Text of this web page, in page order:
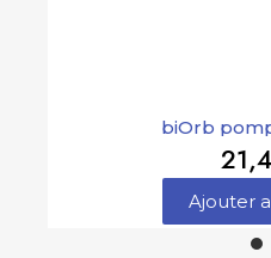
biOrb
Ajouter